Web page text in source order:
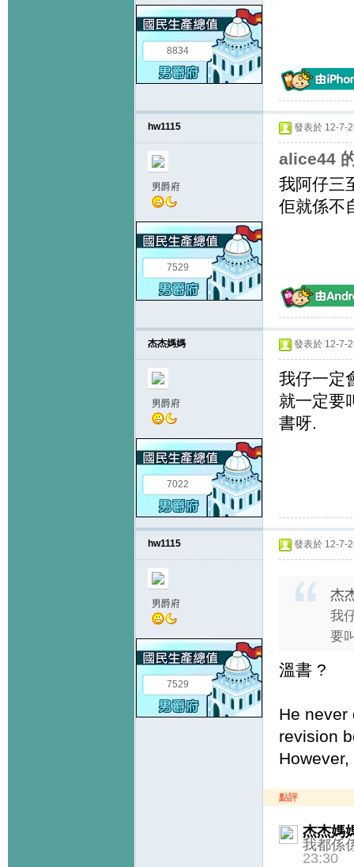
8834
hw1115
男爵府
7529
發表於 12-7-
alice44
我阿仔三
佢就係不
杰杰媽媽
男爵府
7022
發表於 12-7-
我仔一定
就一定要
書呀.
hw1115
男爵府
7529
發表於 12-7-
杰
我
要
溫書 ?
He
revision
點評
杰杰媽
我都係
23:30